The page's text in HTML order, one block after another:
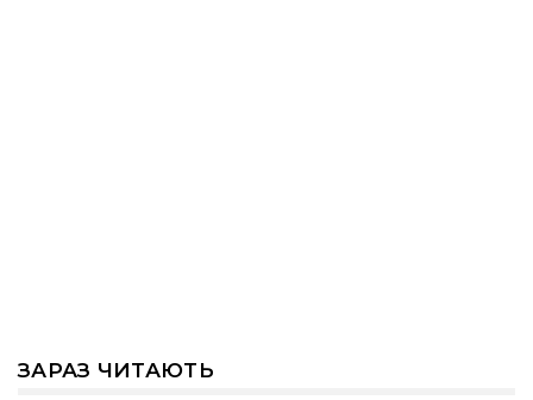
ЗАРАЗ ЧИТАЮТЬ